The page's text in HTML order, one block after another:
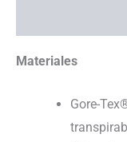
Materiales
Gore-